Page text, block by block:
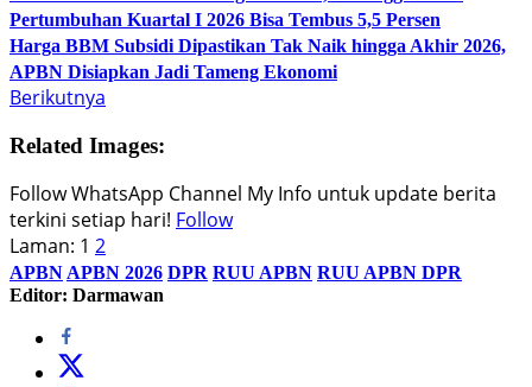
Pertumbuhan Kuartal I 2026 Bisa Tembus 5,5 Persen
Harga BBM Subsidi Dipastikan Tak Naik hingga Akhir 2026,
APBN Disiapkan Jadi Tameng Ekonomi
Berikutnya
Related Images:
Follow WhatsApp Channel My Info untuk update berita
terkini setiap hari! Follow
Laman: 1 2
APBN APBN 2026 DPR RUU APBN RUU APBN DPR
Editor: Darmawan